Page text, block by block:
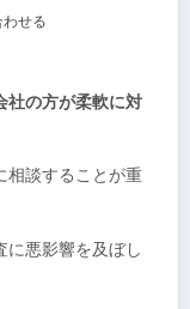
せる
社の方が柔軟に対
相談することが重
に悪影響を及ぼし